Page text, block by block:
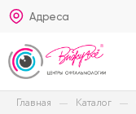
Адреса
Главная Каталог